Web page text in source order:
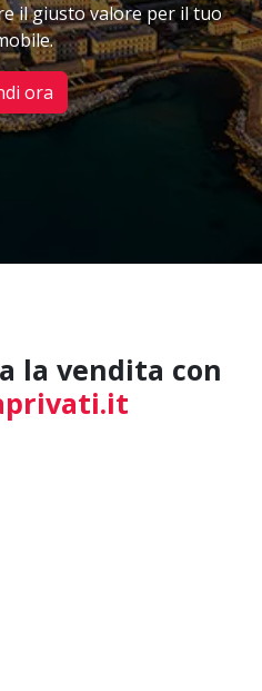
il giusto valore per il tuo
ora
la vendita con